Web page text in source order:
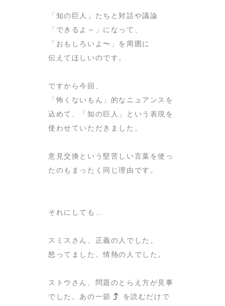
「知の巨人」たちと対話や議論
「できるよ～」になって、
「おもしろいよ〜」を周囲に
伝えてほしいのです。
ですから今回、
「怖くないもん」的なニュアンスを
込めて、「知の巨人」という表現を
使わせていただきました。
意見交換という堅苦しい言葉を使っ
たのもまったく同じ理由です。
それにしても…
スミスさん、正義の人でした。
怒ってました。情熱の人でした。
ストウさん、問題のとらえ方が見事
でした。あの一節
を読むだけで